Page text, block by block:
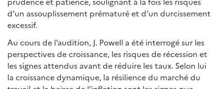
d’un assouplissement prématuré et d’un durcissement
excessif.
Au cours de l’audition, J. Powell a été interrogé sur les
perspectives de croissance, les risques de récession et
les signes attendus avant de réduire les taux. Selon lui
la croissance dynamique, la résilience du marché du